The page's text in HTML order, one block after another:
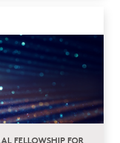
FELLOWSHIP FOR